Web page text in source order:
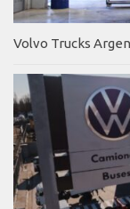
Volvo Trucks